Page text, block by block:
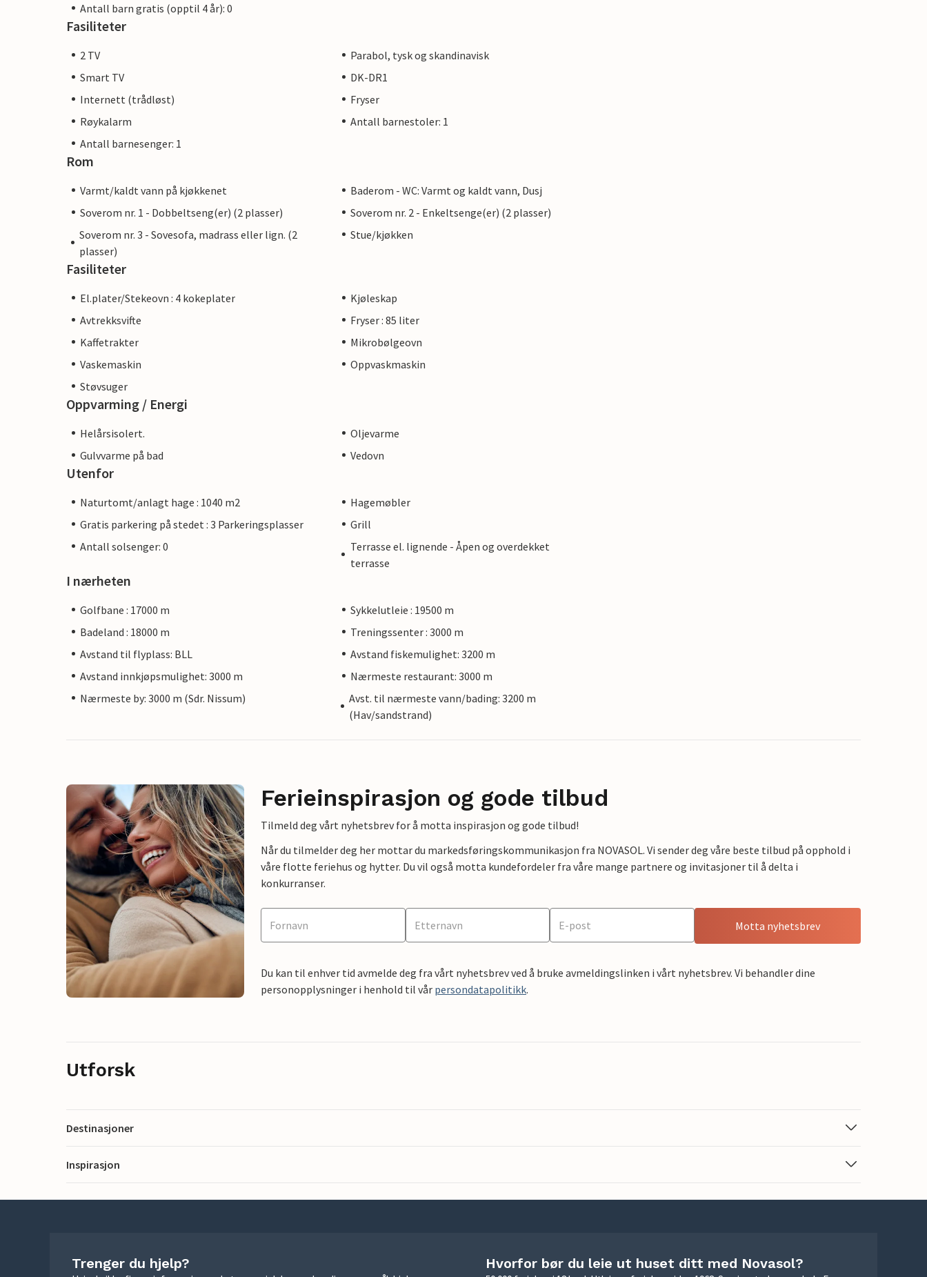
Antall barn gratis (opptil 4 år): 0
Fasiliteter
2 TV
Parabol, tysk og skandinavisk
Smart TV
DK-DR1
Internett (trådløst)
Fryser
Røykalarm
Antall barnestoler: 1
Antall barnesenger: 1
Rom
Varmt/kaldt vann på kjøkkenet
Baderom - WC: Varmt og kaldt vann, Dusj
Soverom nr. 1 - Dobbeltseng(er) (2 plasser)
Soverom nr. 2 - Enkeltsenge(er) (2 plasser)
Soverom nr. 3 - Sovesofa, madrass eller lign. (2
plasser)
Stue/kjøkken
Fasiliteter
El.plater/Stekeovn : 4 kokeplater
Kjøleskap
Avtrekksvifte
Fryser : 85 liter
Kaffetrakter
Mikrobølgeovn
Vaskemaskin
Oppvaskmaskin
Støvsuger
Oppvarming / Energi
Helårsisolert.
Oljevarme
Gulvvarme på bad
Vedovn
Utenfor
Naturtomt/anlagt hage : 1040 m2
Hagemøbler
Gratis parkering på stedet : 3 Parkeringsplasser
Grill
Antall solsenger: 0
Terrasse el. lignende - Åpen og overdekket
terrasse
I nærheten
Golfbane : 17000 m
Sykkelutleie : 19500 m
Badeland : 18000 m
Treningssenter : 3000 m
Avstand til flyplass: BLL
Avstand fiskemulighet: 3200 m
Avstand innkjøpsmulighet: 3000 m
Nærmeste restaurant: 3000 m
Nærmeste by: 3000 m (Sdr. Nissum)
Avst. til nærmeste vann/bading: 3200 m
(Hav/sandstrand)
Ferieinspirasjon og gode tilbud
Tilmeld deg vårt nyhetsbrev for å motta inspirasjon og gode tilbud!
Når du tilmelder deg her mottar du markedsføringskommunikasjon fra NOVASOL. Vi sender deg våre beste tilbud på opphold i
våre flotte feriehus og hytter. Du vil også motta kundefordeler fra våre mange partnere og invitasjoner til å delta i
konkurranser.
Motta nyhetsbrev
Du kan til enhver tid avmelde deg fra vårt nyhetsbrev ved å bruke avmeldingslinken i vårt nyhetsbrev. Vi behandler dine
personopplysninger i henhold til vår persondatapolitikk.
Utforsk
Destinasjoner
Inspirasjon
Trenger du hjelp? Hvorfor bør du leie ut huset ditt med Novasol?